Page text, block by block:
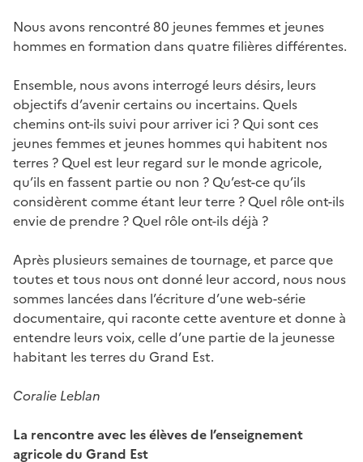
Nous avons rencontré 80 jeunes femmes et jeunes
hommes en formation dans quatre filières différentes.
Ensemble, nous avons interrogé leurs désirs, leurs
objectifs d’avenir certains ou incertains. Quels
chemins ont-ils suivi pour arriver ici ? Qui sont ces
jeunes femmes et jeunes hommes qui habitent nos
terres ? Quel est leur regard sur le monde agricole,
qu’ils en fassent partie ou non ? Qu’est-ce qu’ils
considèrent comme étant leur terre ? Quel rôle ont-ils
envie de prendre ? Quel rôle ont-ils déjà ?
Après plusieurs semaines de tournage, et parce que
toutes et tous nous ont donné leur accord, nous nous
sommes lancées dans l’écriture d’une web-série
documentaire, qui raconte cette aventure et donne à
entendre leurs voix, celle d’une partie de la jeunesse
habitant les terres du Grand Est.
Coralie Leblan
La rencontre avec les élèves de l’enseignement
agricole du Grand Est